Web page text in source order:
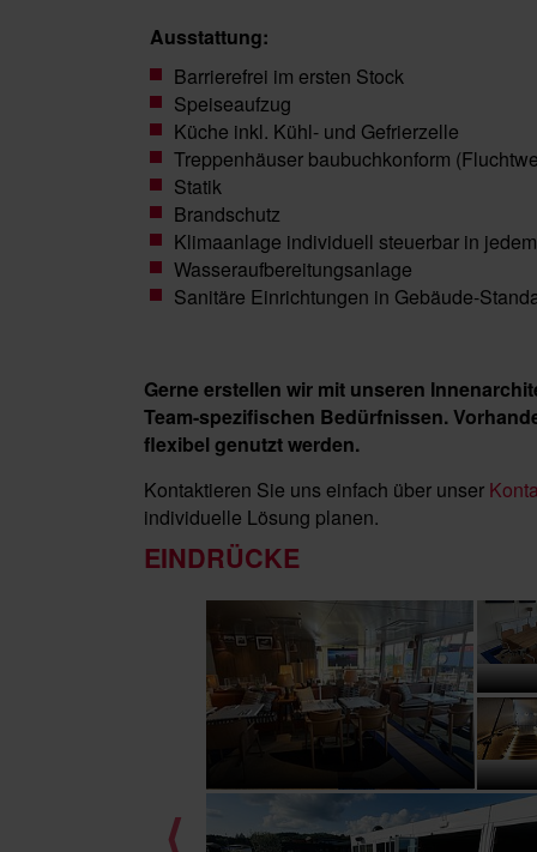
Ausstattung:
Barrierefrei im ersten Stock
Speiseaufzug
Küche inkl. Kühl- und Gefrierzelle
Treppenhäuser baubuchkonform
Statik
Brandschutz
Klimaanlage individuell steuerbar in
Wasseraufbereitungsanlage
Sanitäre Einrichtungen in Gebäude-
Gerne erstellen wir mit unseren
Team-spezifischen Bedürfnissen.
flexibel genutzt werden.
Kontaktieren Sie uns einfach über unser
individuelle Lösung planen.
EINDRÜCKE
⟨